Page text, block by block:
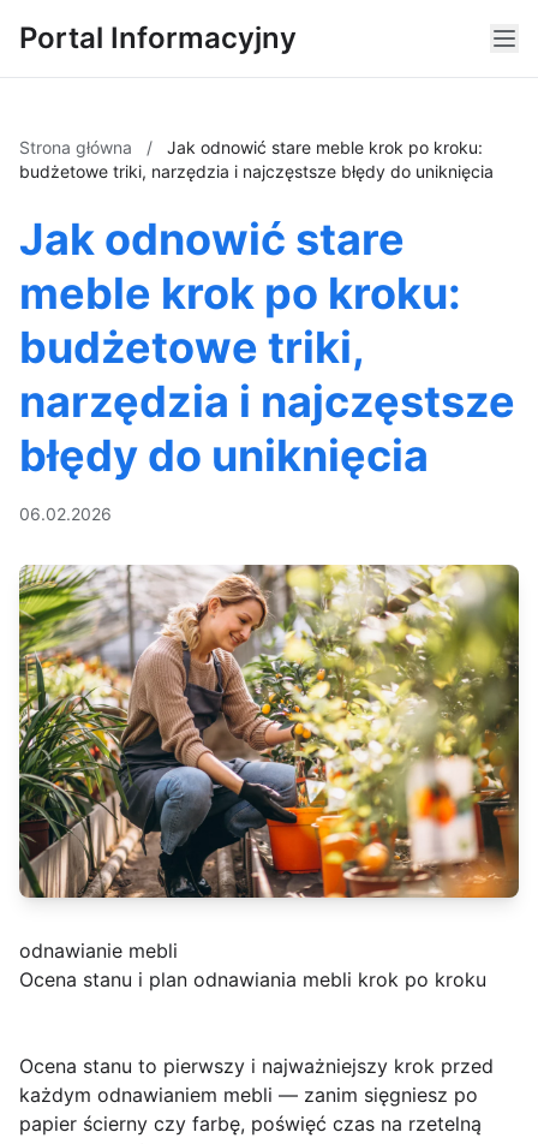
Portal Informacyjny
Strona główna /
Jak odnowić stare meble krok po kroku:
budżetowe triki, narzędzia i najczęstsze błędy do uniknięcia
Jak odnowić stare
meble krok po kroku:
budżetowe triki,
narzędzia i najczęstsze
błędy do uniknięcia
06.02.2026
odnawianie mebli
Ocena stanu i plan odnawiania mebli krok po kroku
Ocena stanu to pierwszy i najważniejszy krok przed
każdym odnawianiem mebli — zanim sięgniesz po
papier ścierny czy farbę, poświęć czas na rzetelną